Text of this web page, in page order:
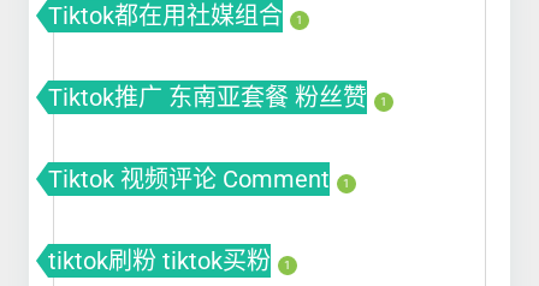
Tiktok都在用社媒组合 1
Tiktok推广 东南亚套餐 粉丝赞 1
Tiktok 视频评论 Comment 1
tiktok刷粉 tiktok买粉 1